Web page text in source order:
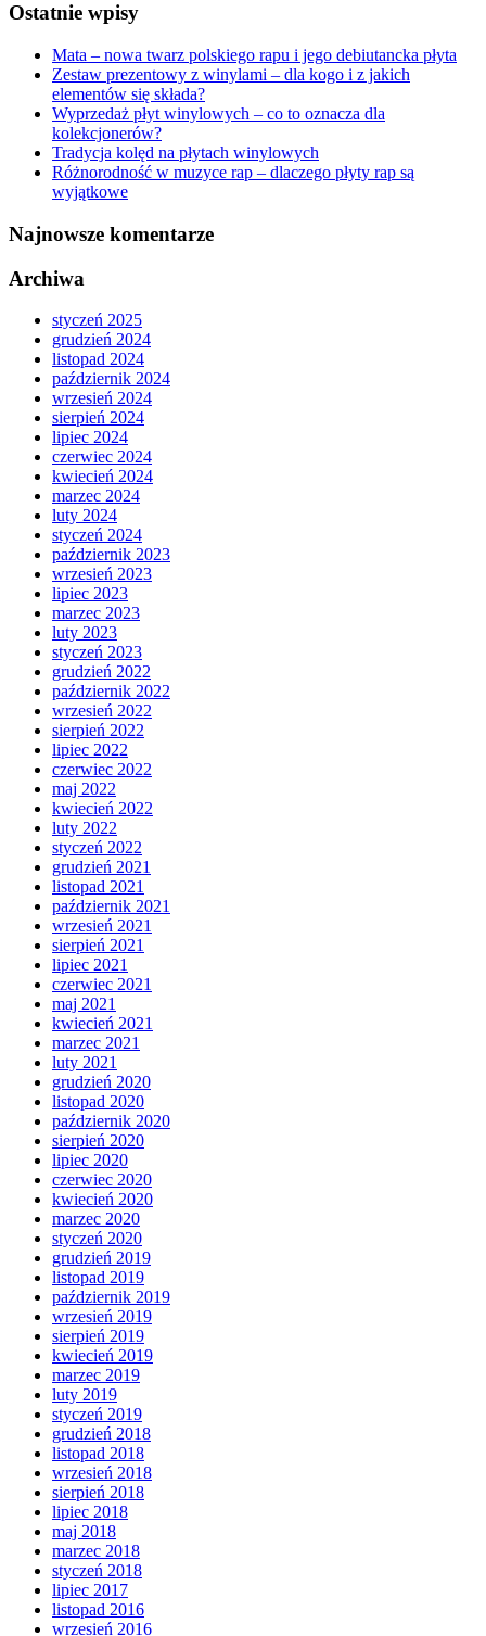
Ostatnie wpisy
Mata – nowa twarz polskiego rapu i jego debiutancka płyta
Zestaw prezentowy z winylami – dla kogo i z jakich
elementów się składa?
Wyprzedaż płyt winylowych – co to oznacza dla
kolekcjonerów?
Tradycja kolęd na płytach winylowych
Różnorodność w muzyce rap – dlaczego płyty rap są
wyjątkowe
Najnowsze komentarze
Archiwa
styczeń 2025
grudzień 2024
listopad 2024
październik 2024
wrzesień 2024
sierpień 2024
lipiec 2024
czerwiec 2024
kwiecień 2024
marzec 2024
luty 2024
styczeń 2024
październik 2023
wrzesień 2023
lipiec 2023
marzec 2023
luty 2023
styczeń 2023
grudzień 2022
październik 2022
wrzesień 2022
sierpień 2022
lipiec 2022
czerwiec 2022
maj 2022
kwiecień 2022
luty 2022
styczeń 2022
grudzień 2021
listopad 2021
październik 2021
wrzesień 2021
sierpień 2021
lipiec 2021
czerwiec 2021
maj 2021
kwiecień 2021
marzec 2021
luty 2021
grudzień 2020
listopad 2020
październik 2020
sierpień 2020
lipiec 2020
czerwiec 2020
kwiecień 2020
marzec 2020
styczeń 2020
grudzień 2019
listopad 2019
październik 2019
wrzesień 2019
sierpień 2019
kwiecień 2019
marzec 2019
luty 2019
styczeń 2019
grudzień 2018
listopad 2018
wrzesień 2018
sierpień 2018
lipiec 2018
maj 2018
marzec 2018
styczeń 2018
lipiec 2017
listopad 2016
wrzesień 2016